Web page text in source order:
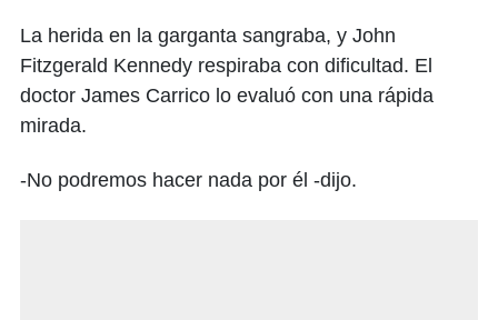
La herida en la garganta sangraba, y John
Fitzgerald Kennedy respiraba con dificultad. El
doctor James Carrico lo evaluó con una rápida
mirada.
-No podremos hacer nada por él -dijo.